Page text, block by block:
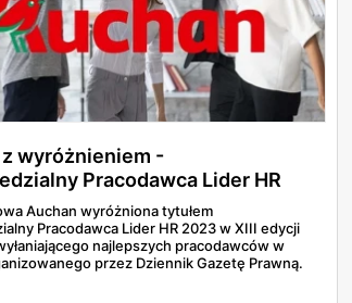
oferty marketu również poza e-
Co ciekawe, są tam nie tylko artykuły
zestawy przetworów, np.
to tylko niektóre atuty takiego
wyróżnieniem -
Pracodawca Lider HR
Auchan wyróżniona tytułem
Pracodawca Lider HR 2023 w XIII edycji
najlepszych pracodawców w
przez Dziennik Gazetę Prawną.